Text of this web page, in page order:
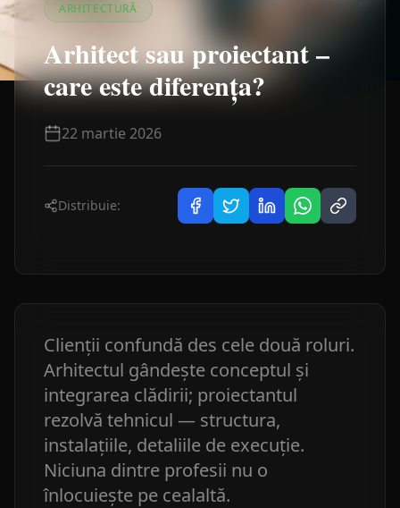
ARHITECTURĂ
Arhitect sau proiectant –
care este diferența?
22 martie 2026
Distribuie:
Clienții confundă des cele două roluri.
Arhitectul gândește conceptul și
integrarea clădirii; proiectantul
rezolvă tehnicul — structura,
instalațiile, detaliile de execuție.
Niciuna dintre profesii nu o
înlocuiește pe cealaltă.